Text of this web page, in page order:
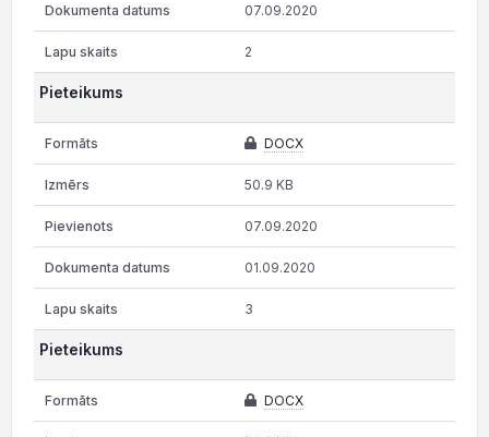
07.09.2020
2
Pieteikums
DOCX
50.9 KB
07.09.2020
01.09.2020
3
Pieteikums
DOCX